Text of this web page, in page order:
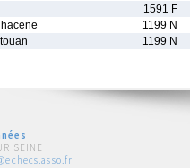
1591 F
1199 N
1199 N
SEINE